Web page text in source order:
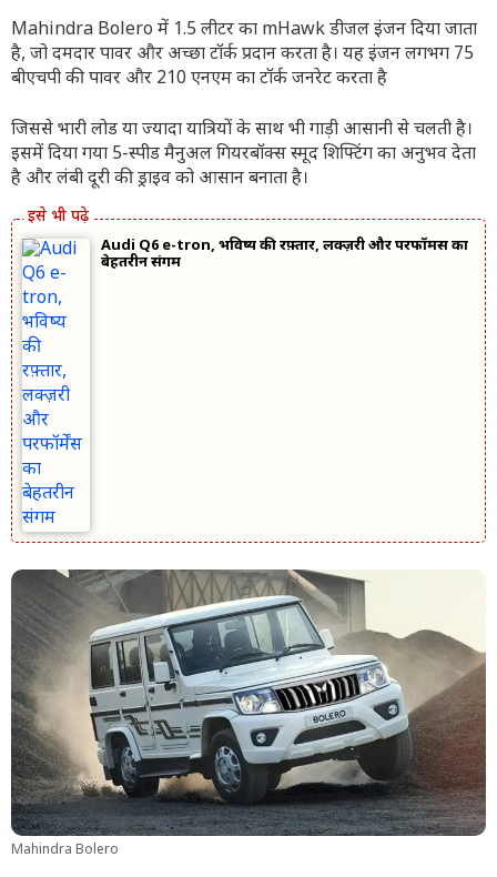
Mahindra Bolero में 1.5 लीटर का mHawk डीजल इंजन दिया जाता
है, जो दमदार पावर और अच्छा टॉर्क प्रदान करता है। यह इंजन लगभग 75
बीएचपी की पावर और 210 एनएम का टॉर्क जनरेट करता है
जिससे भारी लोड या ज्यादा यात्रियों के साथ भी गाड़ी आसानी से चलती है।
इसमें दिया गया 5-स्पीड मैनुअल गियरबॉक्स स्मूद शिफ्टिंग का अनुभव देता
है और लंबी दूरी की ड्राइव को आसान बनाता है।
Audi Q6 e-tron, भविष्य की रफ़्तार, लक्ज़री और परफॉर्मेंस का
बेहतरीन संगम
Mahindra Bolero